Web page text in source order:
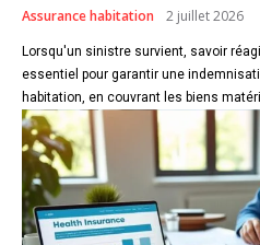
Assurance habitation 2 juillet 2026
Lorsqu'un sinistre survient, savoir
essentiel pour garantir une
habitation, en couvrant les biens